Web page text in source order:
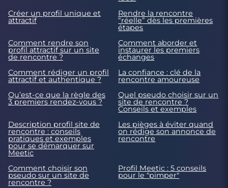
Créer un profil unique et
attractif
Rendre la rencontre
“réelle” dès les premières
étapes
Comment rendre son
profil attractif sur un site
de rencontre ?
Comment aborder et
instaurer les premiers
échanges
Comment rédiger un profil
attractif et authentique ?
La confiance : clé de la
rencontre amoureuse
Qu’est-ce que la règle des
3 premiers rendez-vous ?
Quel pseudo choisir sur un
site de rencontre ?
Conseils et exemples
Description profil site de
rencontre : conseils
pratiques et exemples
pour se démarquer sur
Meetic
Les pièges à éviter quand
on rédige son annonce de
rencontre
Comment choisir son
pseudo sur un site de
rencontre ?
Profil Meetic : 5 conseils
pour le "pimper"